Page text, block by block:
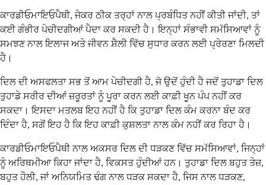
ਕਾਰਡੀਓਮਾਇਓਪੈਥੀ, ਜੇਕਰ ਠੀਕ ਤਰ੍ਹਾਂ ਨਾਲ ਪ੍ਰਬੰਧਿਤ ਨਹੀਂ ਕੀਤੀ ਜਾਂਦੀ, ਤਾਂ
ਕਈ ਗੰਭੀਰ ਪੇਚੀਦਗੀਆਂ ਪੈਦਾ ਕਰ ਸਕਦੀ ਹੈ। ਇਨ੍ਹਾਂ ਸੰਭਾਵੀ ਸਮੱਸਿਆਵਾਂ ਨੂੰ
ਸਮਝਣ ਨਾਲ ਇਲਾਜ ਅਤੇ ਜੀਵਨ ਸ਼ੈਲੀ ਵਿੱਚ ਸੁਧਾਰ ਕਰਨ ਲਈ ਪ੍ਰੇਰਣਾ ਮਿਲਦੀ
ਹੈ।
ਦਿਲ ਦੀ ਅਸਫਲਤਾ ਸਭ ਤੋਂ ਆਮ ਪੇਚੀਦਗੀ ਹੈ, ਜੋ ਉਦੋਂ ਹੁੰਦੀ ਹੈ ਜਦੋਂ ਤੁਹਾਡਾ ਦਿਲ
ਤੁਹਾਡੇ ਸਰੀਰ ਦੀਆਂ ਜ਼ਰੂਰਤਾਂ ਨੂੰ ਪੂਰਾ ਕਰਨ ਲਈ ਕਾਫ਼ੀ ਖੂਨ ਪੰਪ ਨਹੀਂ ਕਰ
ਸਕਦਾ। ਇਸਦਾ ਮਤਲਬ ਇਹ ਨਹੀਂ ਹੈ ਕਿ ਤੁਹਾਡਾ ਦਿਲ ਕੰਮ ਕਰਨਾ ਬੰਦ ਕਰ
ਦਿੰਦਾ ਹੈ, ਸਗੋਂ ਇਹ ਹੈ ਕਿ ਇਹ ਕਾਫ਼ੀ ਕੁਸ਼ਲਤਾ ਨਾਲ ਕੰਮ ਨਹੀਂ ਕਰ ਰਿਹਾ ਹੈ।
ਕਾਰਡੀਓਮਾਇਓਪੈਥੀ ਨਾਲ ਅਕਸਰ ਦਿਲ ਦੀ ਧੜਕਣ ਵਿੱਚ ਸਮੱਸਿਆਵਾਂ, ਜਿਨ੍ਹਾਂ
ਨੂੰ ਅਰਿਥਮੀਆ ਕਿਹਾ ਜਾਂਦਾ ਹੈ, ਵਿਕਸਤ ਹੁੰਦੀਆਂ ਹਨ। ਤੁਹਾਡਾ ਦਿਲ ਬਹੁਤ ਤੇਜ਼,
ਬਹੁਤ ਹੌਲੀ, ਜਾਂ ਅਨਿਯਮਿਤ ਢੰਗ ਨਾਲ ਧੜਕ ਸਕਦਾ ਹੈ, ਜਿਸ ਨਾਲ ਧੜਕਣ,